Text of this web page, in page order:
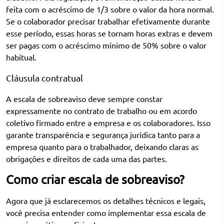
feita com o acréscimo de 1/3 sobre o valor da hora normal.
Se o colaborador precisar trabalhar efetivamente durante
esse período, essas horas se tornam horas extras e devem
ser pagas com o acréscimo mínimo de 50% sobre o valor
habitual.
Cláusula contratual
A escala de sobreaviso deve sempre constar
expressamente no contrato de trabalho ou em acordo
coletivo firmado entre a empresa e os colaboradores. Isso
garante transparência e segurança jurídica tanto para a
empresa quanto para o trabalhador, deixando claras as
obrigações e direitos de cada uma das partes.
Como criar escala de sobreaviso?
Agora que já esclarecemos os detalhes técnicos e legais,
você precisa entender como implementar essa escala de